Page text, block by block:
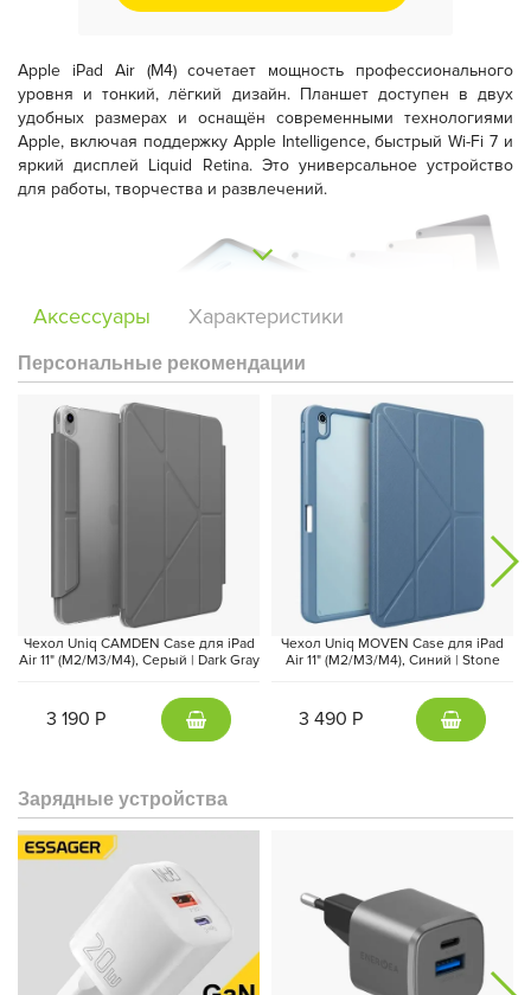
Apple iPad Air (M4)сочетает мощность профессионального
уровня и тонкий, лёгкий дизайн. Планшет доступен в двух
удобных размерах и оснащён современными технологиями
Apple, включая поддержку Apple Intelligence, быстрыйWi-Fi 7 и
яркий дисплей Liquid Retina. Это универсальное устройство
для работы, творчества и развлечений.
Сердцем iPad Air стал чип Apple M4
, который обеспечивает
высокую производительность и продвинутую графику. Он
легко справляется с многозадачностью, сложными
приложениями и задачами искусственного интеллекта. При
этом устройство сохраняет
автономность на весь день
позволяя работать, учиться или создавать контент без
Аксессуары Характеристики
Персональные рекомендации
Чехол Uniq CAMDEN Case для iPad
Air 11" (M2/M3/M4), Серый | Dark Gray
3 190 Р
Чехол Uniq MOVEN Case для iPad
Air 11" (M2/M3/M4), Синий | Stone
3 490 Р
Зарядные устройства